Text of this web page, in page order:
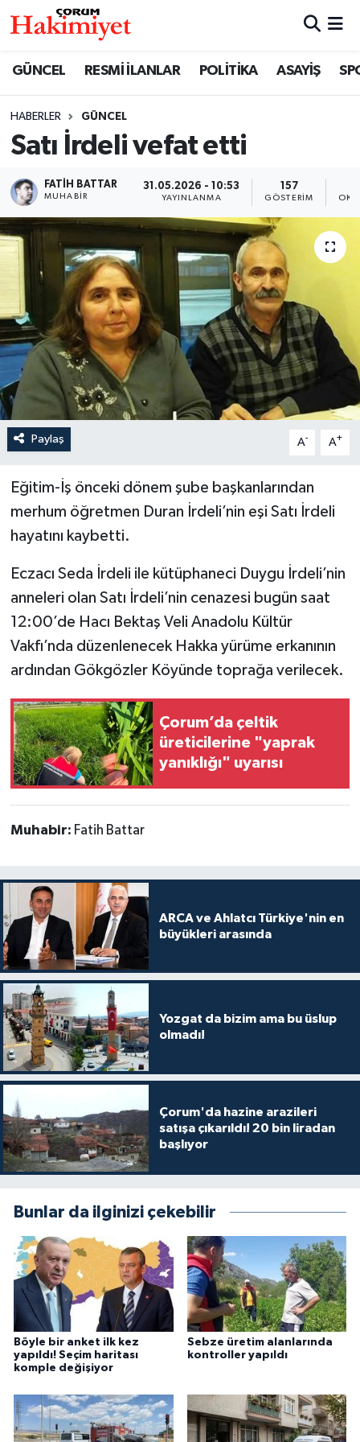
GÜNCEL RESMİ İLANLAR POLİTİKA ASAYİŞ
HABERLER GÜNCEL
Satı İrdeli vefat etti
FATIH BATTAR
MUHABIR
31.05.2026 - 10:53
YAYINLANMA
157
GÖSTERIM
Paylaş A- A+
Eğitim-İş önceki dönem şube başkanlarından
merhum öğretmen Duran İrdeli’nin eşi Satı İrdeli
hayatını kaybetti.
Eczacı Seda İrdeli ile kütüphaneci Duygu İrdeli’nin
anneleri olan Satı İrdeli’nin cenazesi bugün saat
12:00’de Hacı Bektaş Veli Anadolu Kültür
Vakfı’nda düzenlenecek Hakka yürüme erkanının
ardından Gökgözler Köyünde toprağa verilecek.
Çorum’da çeltik
üreticilerine "yaprak
yanıklığı" uyarısı
Muhabir: Fatih Battar
ARCA ve Ahlatcı Türkiye'nin en
büyükleri arasında
Yozgat da bizim ama bu üslup
olmadı!
Çorum'da hazine arazileri
satışa çıkarıldı! 20 bin liradan
başlıyor
Bunlar da ilginizi çekebilir
Böyle bir anket ilk kez
yapıldı! Seçim haritası
komple değişiyor
Sebze üretim alanlarında
kontroller yapıldı
SAĞLIK
ASAYİŞ
EKONOMİ
GÜNCEL
AKTÜEL
EĞİTİM
İLÇELER
OTOPARK
Nöbetçi Eczaneler
Çorum Namaz Vakitleri
Trafik Durumu
Süper Lig Puan Durumu ve Fikstür
Tüm Manşetler
Son Dakika Haberleri
Haber Arşivi